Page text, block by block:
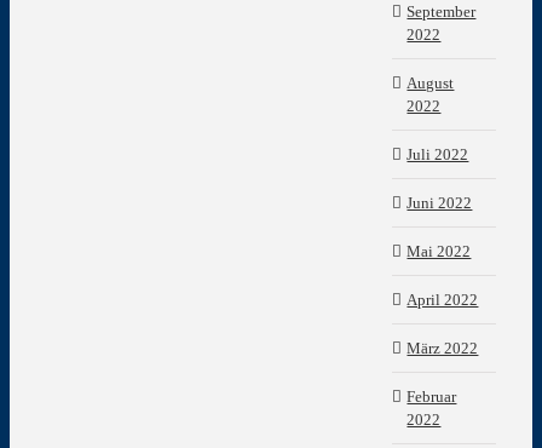
September
2022
August
2022
Juli 2022
Juni 2022
Mai 2022
April 2022
März 2022
Februar
2022